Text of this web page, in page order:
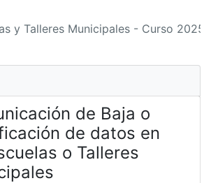
y Talleres Municipales - Curso
de Baja o
de datos en
o Talleres